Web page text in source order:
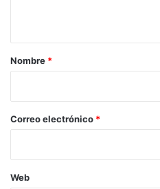
r
*
Nombre *
Correo electrónico *
Web